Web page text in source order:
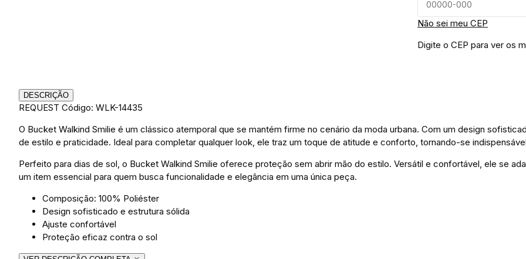
Não sei meu CEP
Digite o CEP para ver os
DESCRIÇÃO
REQUEST Código: WLK-14435
O Bucket Walkind Smilie é um clássico atemporal que se mantém firme no cenário da moda urbana. Com um design
de estilo e praticidade. Ideal para completar qualquer look, ele traz um toque de atitude e conforto, tornando-se
Perfeito para dias de sol, o Bucket Walkind Smilie oferece proteção sem abrir mão do estilo. Versátil e confortável, ele se
um item essencial para quem busca funcionalidade e elegância em uma única peça.
Composição: 100% Poliéster
Design sofisticado e estrutura sólida
Ajuste confortável
Proteção eficaz contra o sol